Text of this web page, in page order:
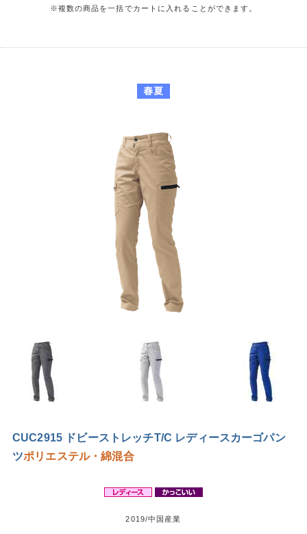
※複数の商品を一括でカートに入れることができます。
CUC2915 ドビーストレッチT/C レディースカーゴパン
ツポリエステル・綿混合
2019/中国産業